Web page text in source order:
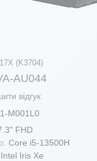
(K3704)
AU044
відгук
M001L0
FHD
Core i5-13500H
Intel Iris Xe